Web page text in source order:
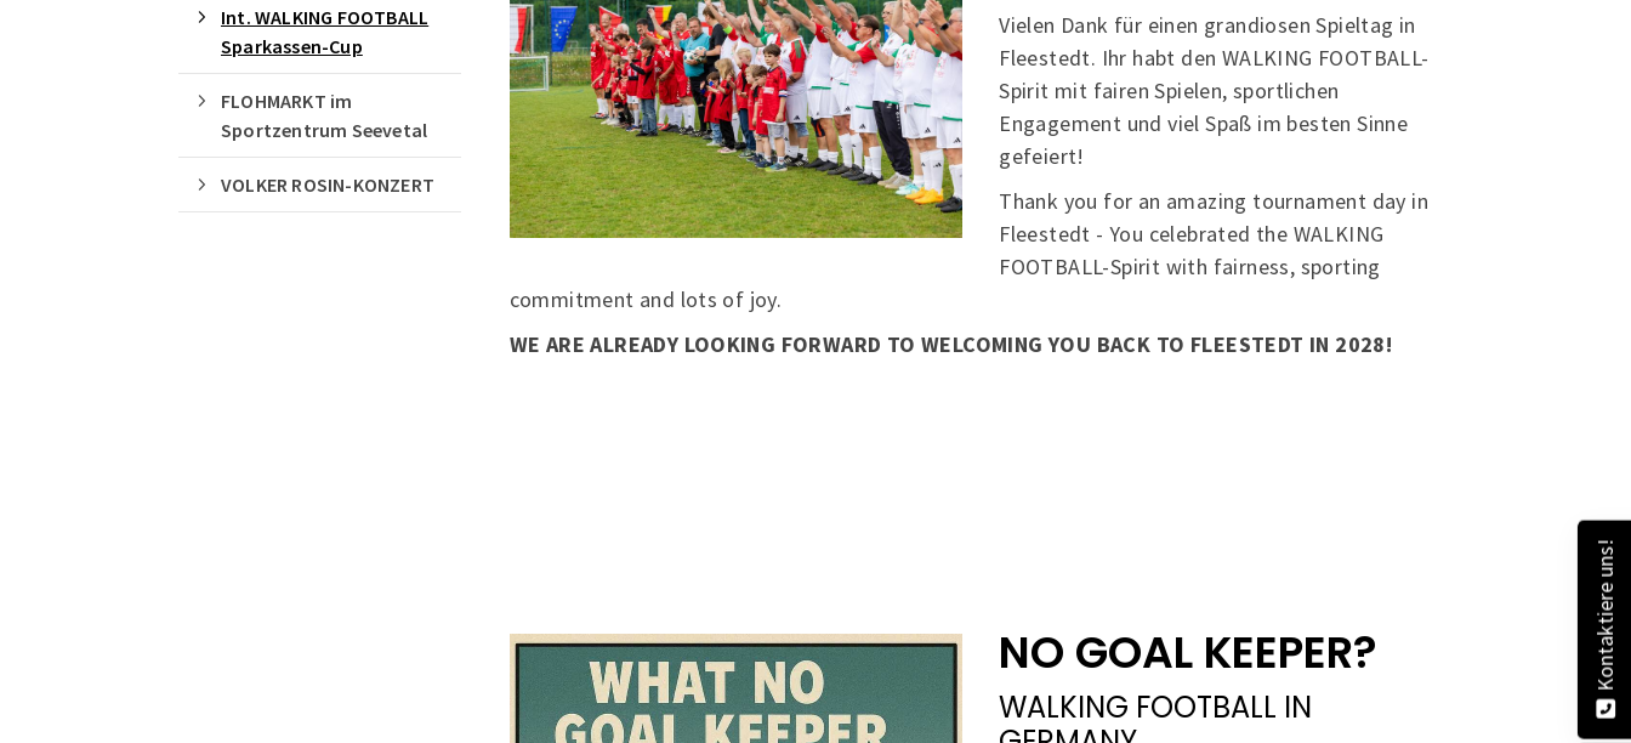
Vielen Dank für einen grandiosen Spieltag in
Fleestedt. Ihr habt den WALKING FOOTBALL-
Spirit mit fairen Spielen, sportlichen
Engagement und viel Spaß im besten Sinne
gefeiert!
Thank you for an amazing tournament day in
Fleestedt - You celebrated the WALKING
FOOTBALL-Spirit with fairness, sporting
commitment and lots of joy.
WE ARE ALREADY LOOKING FORWARD TO WELCOMING YOU BACK TO FLEESTEDT IN 2028!
NO GOAL KEEPER?
WALKING FOOTBALL IN
Int. WALKING FOOTBALL
Sparkassen-Cup
FLOHMARKT im
Sportzentrum Seevetal
VOLKER ROSIN-KONZERT
Kontaktiere uns!